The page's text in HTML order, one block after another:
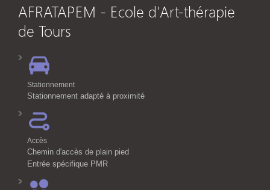
AFRATAPEM - Ecole d'Art-thérapie
de Tours
Stationnement
Stationnement adapté à proximité
Accès
Chemin d'accès de plain pied
Entrée spécifique PMR